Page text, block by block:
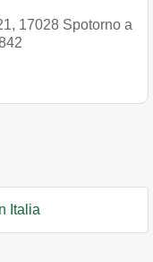
, 17028 Spotorno a
Italia